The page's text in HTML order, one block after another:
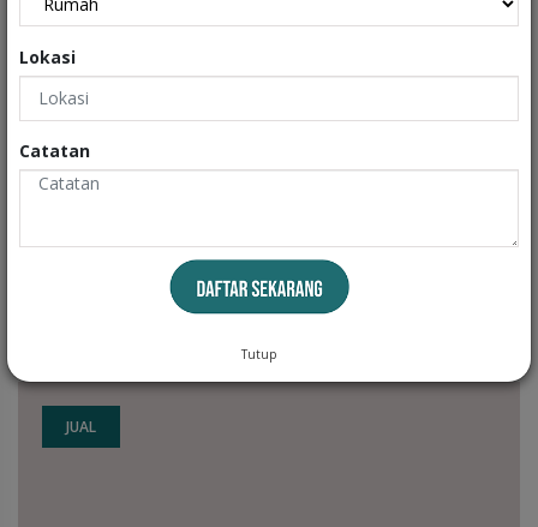
Rp.2.990.000.000
SUKAJADI, KOTA BANDUNG
LB: 150 m2
JUAL
Lokasi
Catatan
Tutup